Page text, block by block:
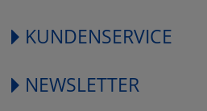
KUNDENSERVICE
NEWSLETTER